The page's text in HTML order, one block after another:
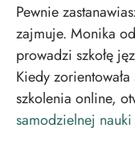
Pewnie
zajmuje. Monika
prowadzi szkołę
Kiedy
szkolenia online,
samodzielnej